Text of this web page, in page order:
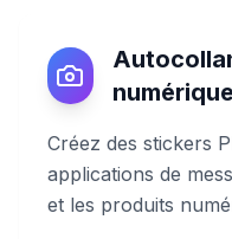
Créez des stickers
applications de
et les produits